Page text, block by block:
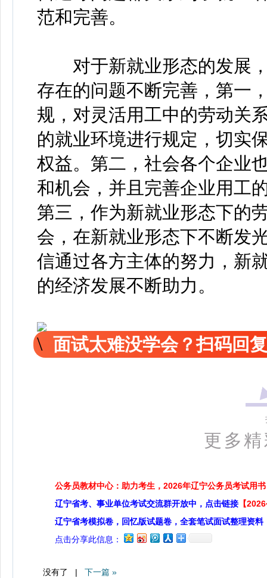
范和完善。
对于新就业形态的发展，
存在的问题不断完善，第一
规，对灵活用工中的劳动关
的就业环境进行规定，切实
权益。第二，社会各个企业
和机会，并且完善企业用工
第三，作为新就业形态下的
会，在新就业形态下不断发
信通过各方主体的努力，新
的经济发展不断助力。
面试太难没学会？扫码回
更多精彩
公务员教材中心：助力考生，2026年辽宁公务员考试用书
辽宁省考、事业单位考试交流群开放中，点击链接 【
辽宁省考模拟卷，回忆版试题卷，全套笔试面试整理资料
点击分享此信息：
没有了 | 下一篇 »